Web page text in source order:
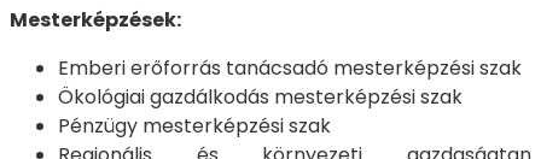
Mesterképzések:
Emberi erőforrás tanácsadó mesterképzési szak
Ökológiai gazdálkodás mesterképzési szak
Pénzügy mesterképzési szak